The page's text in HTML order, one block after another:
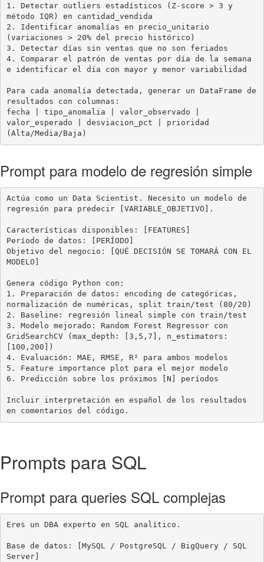
1. Detectar outliers estadísticos (Z-score > 3 y
método IQR) en cantidad_vendida
2. Identificar anomalías en precio_unitario
(variaciones > 20% del precio histórico)
3. Detectar días sin ventas que no son feriados
4. Comparar el patrón de ventas por día de la semana
e identificar el día con mayor y menor variabilidad
Para cada anomalía detectada, generar un DataFrame de
resultados con columnas:
fecha | tipo_anomalia | valor_observado |
valor_esperado | desviacion_pct | prioridad
(Alta/Media/Baja)
Prompt para modelo de regresión simple
Actúa como un Data Scientist. Necesito un modelo de
regresión para predecir [VARIABLE_OBJETIVO].
Características disponibles: [FEATURES]
Período de datos: [PERÍODO]
Objetivo del negocio: [QUÉ DECISIÓN SE TOMARÁ CON EL
MODELO]
Genera código Python con:
1. Preparación de datos: encoding de categóricas,
normalización de numéricas, split train/test (80/20)
2. Baseline: regresión lineal simple con train/test
3. Modelo mejorado: Random Forest Regressor con
GridSearchCV (max_depth: [3,5,7], n_estimators:
[100,200])
4. Evaluación: MAE, RMSE, R² para ambos modelos
5. Feature importance plot para el mejor modelo
6. Predicción sobre los próximos [N] períodos
Incluir interpretación en español de los resultados
en comentarios del código.
Prompts para SQL
Prompt para queries SQL complejas
Eres un DBA experto en SQL analítico.
Base de datos: [MySQL / PostgreSQL / BigQuery / SQL
Server]